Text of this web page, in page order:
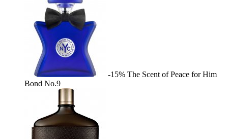
-15% The Scent of Peace for Him
Bond No.9